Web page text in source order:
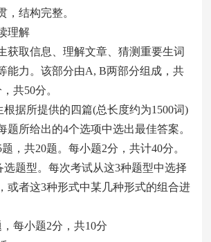
，结构完整。
理解
取信息、理解文章、猜测重要生词
能力。该部分由A, B两部分组成，共
共50分。
所提供的四篇(总长度约为1500词)
题所给出的4个选项中选出最佳答案。
共20题。每小题2分，共计40分。
型。每次考试从这3种题型中选择
或者这3种形式中某几种形式的组合进
小题2分，共10分